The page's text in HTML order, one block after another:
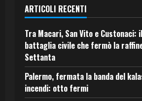
ARTICOLI RECENTI
Tra Macari, San Vito e Custonaci:
battaglia civile che fermò la
Settanta
Palermo, fermata la banda del
incendi: otto fermi